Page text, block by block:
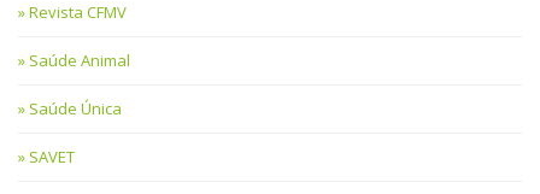
Revista CFMV
Saúde Animal
Saúde Única
SAVET